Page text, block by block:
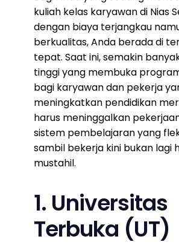
kuliah kelas karyawan di Nias
dengan biaya terjangkau
berkualitas, Anda berada di
tepat. Saat ini, semakin
tinggi yang membuka
bagi karyawan dan pekerja
meningkatkan pendidikan
harus meninggalkan
sistem pembelajaran yang
sambil bekerja kini bukan lagi
mustahil.
1. Universitas
Terbuka (UT)